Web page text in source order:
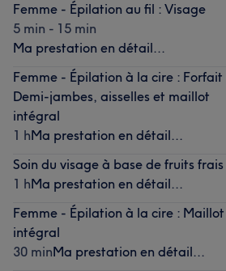
Femme - Épilation au fil : Visage
5 min - 15 min
Ma prestation en détail...
Femme - Épilation à la cire : Forfait
Demi-jambes, aisselles et maillot
intégral
1 hMa prestation en détail...
Soin du visage à base de fruits frais
1 hMa prestation en détail...
Femme - Épilation à la cire : Maillot
intégral
30 minMa prestation en détail...